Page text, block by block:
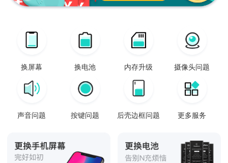
换屏幕 换电池 内存升级 摄像头问题
声音问题 按键问题 后壳边框问题 更多服务